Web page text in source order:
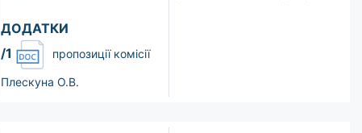
ДОДАТКИ
/1
пропозиції комісії
Плескуна О.В.